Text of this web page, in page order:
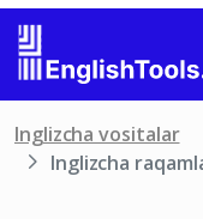
Inglizcha vositalar
Inglizcha